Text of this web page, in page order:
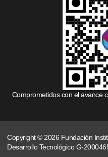
Comprometidos con el avance
Copyright © 2026 Fundación
Desarrollo Tecnológico G-